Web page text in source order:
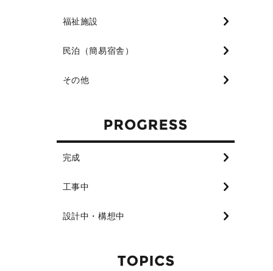
福祉施設
民泊（簡易宿舎）
その他
完成
工事中
設計中・構想中